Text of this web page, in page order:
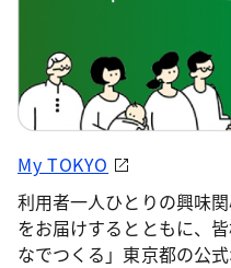
My TOKYO
利用者一人ひとりの興味
をお届けするとともに、
なでつくる」東京都の公式